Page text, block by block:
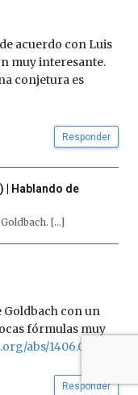
acuerdo con Luis
muy interesante.
conjetura es
Responder
| Hablando de
[…]
Goldbach con un
fórmulas muy
abs/1406.0026
Responder